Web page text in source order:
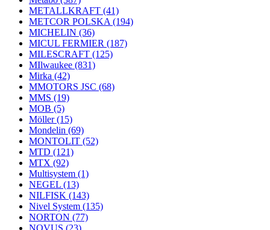
METALLKRAFT (41)
METCOR POLSKA (194)
MICHELIN (36)
MICUL FERMIER (187)
MILESCRAFT (125)
MIlwaukee (831)
Mirka (42)
MMOTORS JSC (68)
MMS (19)
MOB (5)
Möller(15)
Mondelin (69)
MONTOLIT (52)
MTD (121)
MTX (92)
Multisystem (1)
NEGEL (13)
NILFISK (143)
Nivel System (135)
NORTON (77)
NOVUS (23)